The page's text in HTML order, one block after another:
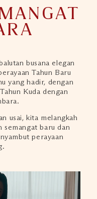
busana elegan
Tahun Baru
yang hadir, dengan
Kuda dengan
usai, kita melangkah
semangat baru dan
perayaan